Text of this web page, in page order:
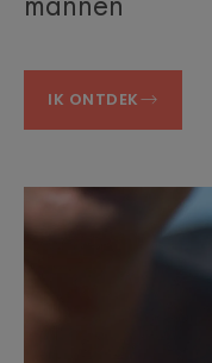
IK ONTDEK